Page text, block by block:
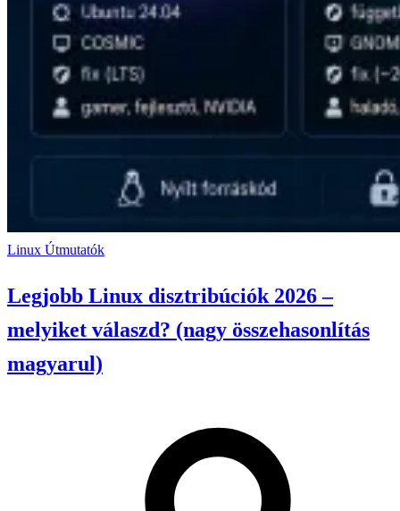
Linux Útmutatók
Legjobb Linux disztribúciók 2026 –
melyiket válaszd? (nagy összehasonlítás
magyarul)